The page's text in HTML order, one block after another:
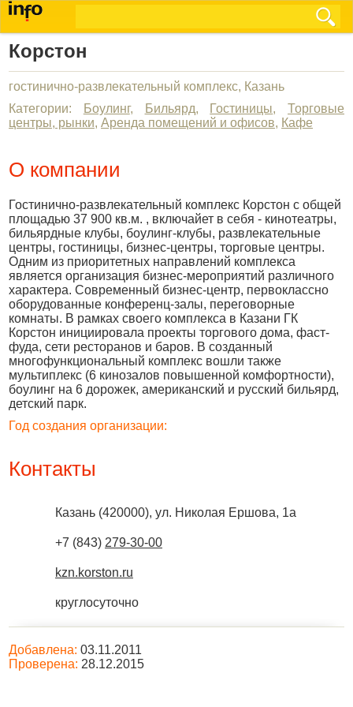
Корстон
гостинично-развлекательный комплекс, Казань
Категории:
Боулинг, Бильярд, Гостиницы, Торговые
центры, рынки, Аренда помещений и офисов, Кафе
О компании
Гостинично-развлекательный комплекс Корстон с общей
площадью 37 900 кв.м. , включайет в себя - кинотеатры,
бильярдные клубы, боулинг-клубы, развлекательные
центры, гостиницы, бизнес-центры, торговые центры.
Одним из приоритетных направлений комплекса
является организация бизнес-мероприятий различного
характера. Современный бизнес-центр, первоклассно
оборудованные конференц-залы, переговорные
комнаты. В рамках своего комплекса в Казани ГК
Корстон инициировала проекты торгового дома, фаст-
фуда, сети ресторанов и баров. В созданный
многофункциональный комплекс вошли также
мультиплекс (6 кинозалов повышенной комфортности),
боулинг на 6 дорожек, американский и русский бильярд,
детский парк.
Год создания организации:
Контакты
Казань (420000), ул. Николая Ершова, 1а
+7 (843) 279-30-00
kzn.korston.ru
круглосуточно
Добавлена: 03.11.2011
Проверена: 28.12.2015